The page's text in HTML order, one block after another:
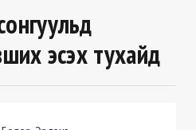
эсэх тухайд